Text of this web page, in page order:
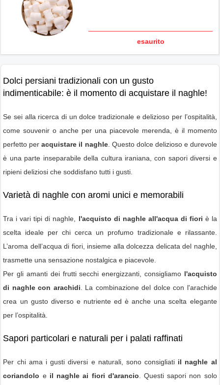
esaurito
Dolci persiani tradizionali con un gusto
indimenticabile: è il momento di acquistare il naghle!
Se sei alla ricerca di un dolce tradizionale e delizioso per l’ospitalità,
come souvenir o anche per una piacevole merenda, è il momento
perfetto peracquistare il naghle. Questo dolce delizioso e durevole
è una parte inseparabile della cultura iraniana, con sapori diversi e
ripieni deliziosi che soddisfano tutti i gusti.
Varietà di naghle con aromi unici e memorabili
Tra i vari tipi di naghle, l'acquisto di naghle all'acqua di fiori è la
scelta ideale per chi cerca un profumo tradizionale e rilassante.
L’aroma dell’acqua di fiori, insieme alla dolcezza delicata del naghle,
trasmette una sensazione nostalgica e piacevole.
Per gli amanti dei frutti secchi energizzanti, consigliamo l'acquisto
di naghle con arachidi . La combinazione del dolce con l'arachide
crea un gusto diverso e nutriente ed è anche una scelta elegante
per l’ospitalità.
Sapori particolari e naturali per i palati raffinati
Per chi ama i gusti diversi e naturali, sono consigliati il naghle al
coriandolo e il naghle ai fiori d'arancio . Questi sapori non solo